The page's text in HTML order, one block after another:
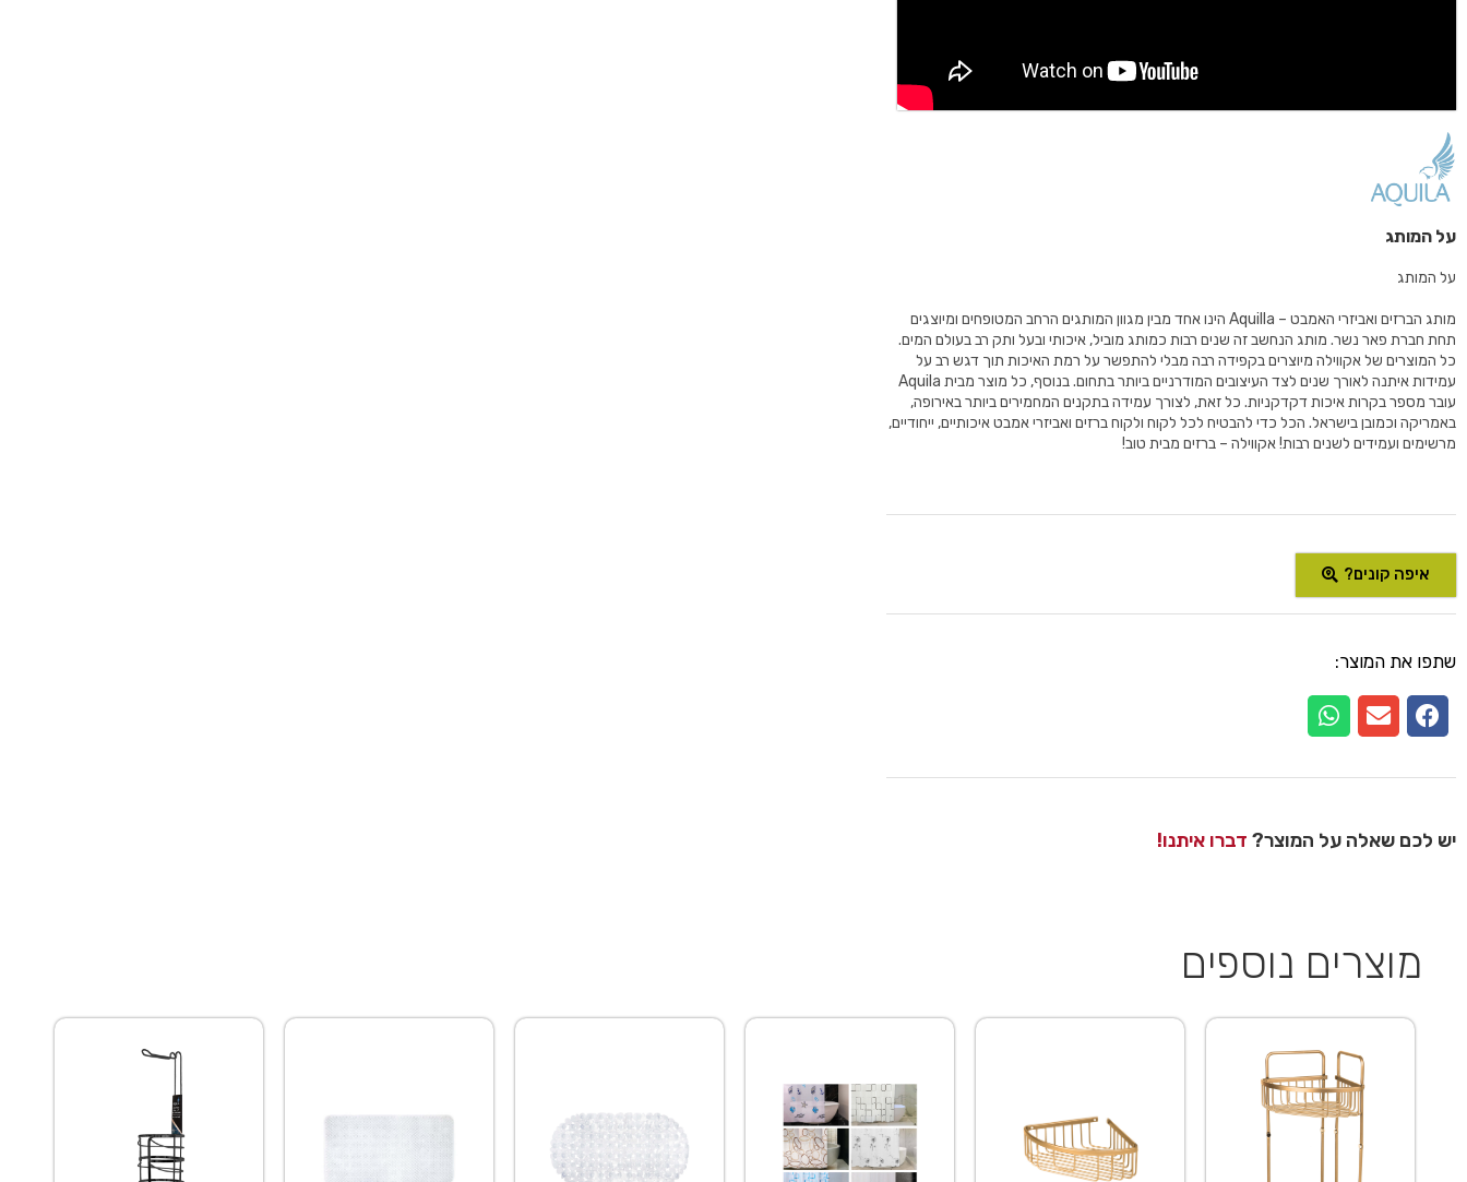
על המותג
על המותג
מותג הברזים ואביזרי האמבט – Aquilla הינו אחד מבין מגוון המותגים הרחב המטופחים ומיוצגים
תחת חברת פאר נשר. מותג הנחשב זה שנים רבות כמותג מוביל, איכותי ובעל ותק רב בעולם המים.
כל המוצרים של אקווילה מיוצרים בקפידה רבה מבלי להתפשר על רמת האיכות תוך דגש רב על
עמידות איתנה לאורך שנים לצד העיצובים המודרניים ביותר בתחום. בנוסף, כל מוצר מבית Aquila
עובר מספר בקרות איכות דקדקניות. כל זאת, לצורך עמידה בתקנים המחמירים ביותר באירופה,
באמריקה וכמובן בישראל. הכל כדי להבטיח לכל לקוח ולקוח ברזים ואביזרי אמבט איכותיים, ייחודיים,
מרשימים ועמידים לשנים רבות! אקווילה – ברזים מבית טוב!
איפה קונים?
שתפו את המוצר:
יש לכם שאלה על המוצר? דברו איתנו!
מוצרים נוספים